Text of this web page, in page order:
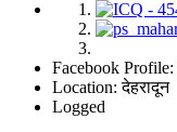
Facebook Profile:
Location: देहरादून
Logged